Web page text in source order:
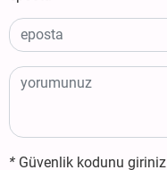
* Güvenlik kodunu giriniz